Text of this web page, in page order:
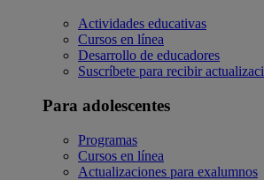
Actividades educativas
Cursos en línea
Desarrollo de educadores
Suscríbete para recibir
Para adolescentes
Programas
Cursos en línea
Actualizaciones para exalumnos